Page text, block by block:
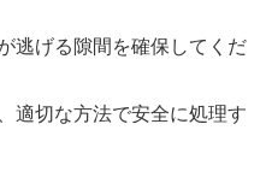
逃げる隙間を確保してくだ
適切な方法で安全に処理す